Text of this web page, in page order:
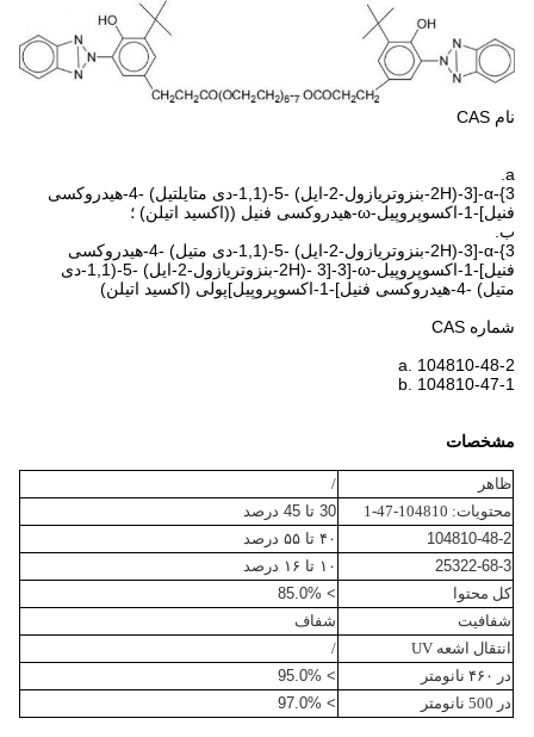
نام CAS
a.
α-{3-[3-(2H-بنزوتریازول-2-ایل) -5-(1,1-دی متایلتیل) -4-هیدروکسی
فنیل]-1-اکسوپروپیل-ω-هیدروکسی فنیل ((اکسید اتیلن) ؛
ب.
α-{3-[3-(2H-بنزوتریازول-2-ایل) -5-(1,1-دی متیل) -4-هیدروکسی
فنیل]-1-اکسوپروپیل-ω-[3-[3 -(2H-بنزوتریازول-2-ایل) -5-(1,1-دی
متیل) -4-هیدروکسی فنیل]-1-اکسوپروپیل]پولی (اکسید اتیلن)
شماره CAS
a. 104810-48-2
b. 104810-47-1
مشخصات
ظاهر
/
محتویات: 104810-47-1
30 تا 45 درصد
104810-48-2
۴۰ تا ۵۵ درصد
25322-68-3
۱۰ تا ۱۶ درصد
کل محتوا
> 85.0%
شفافیت
شفاف
انتقال اشعه UV
/
در ۴۶۰ نانومتر
> 95.0%
در 500 نانومتر
> 97.0%